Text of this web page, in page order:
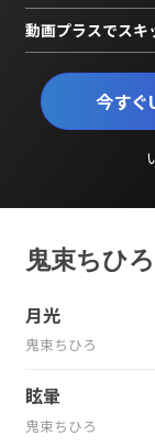
今すぐ
動画プラスでスキ
鬼束ちひ
月光
鬼束ちひろ
眩暈
鬼束ちひろ